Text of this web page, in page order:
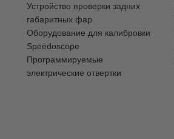
Устройство проверки задних
габаритных фар
Оборудование для калибровки
Speedoscope
Программируемые
электрические отвертки